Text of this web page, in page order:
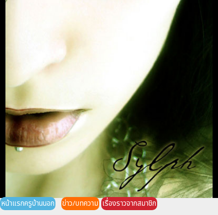
หน้าแรกครูบ้านนอก ข่าว/บทความ เรื่องราวจากสมาชิก